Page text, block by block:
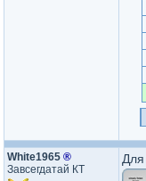
White1965 ®
Завсегдатай КТ
Для